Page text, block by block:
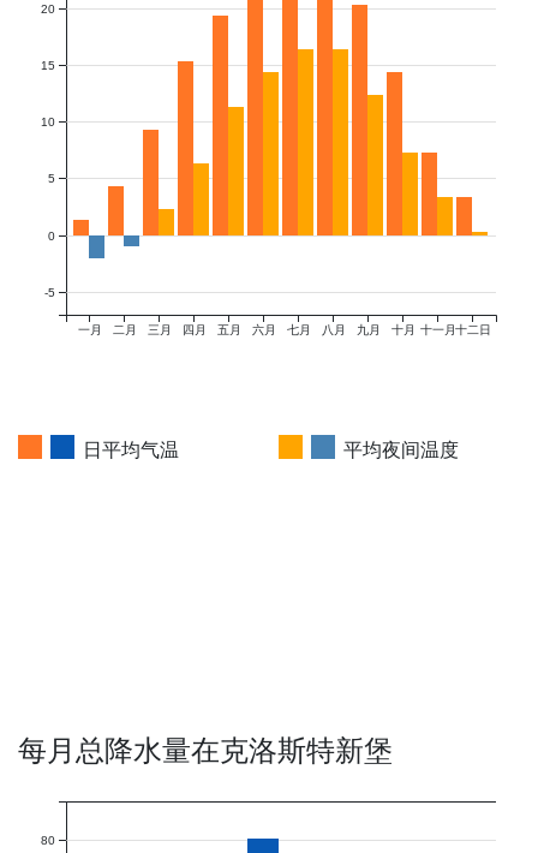
一月 二月 三月 四月 五月 六月 七月 八月 九月 十月 十一月十二日
-5
0
5
10
15
20
日平均气温 平均夜间温度
每月总降水量在克洛斯特新堡
80